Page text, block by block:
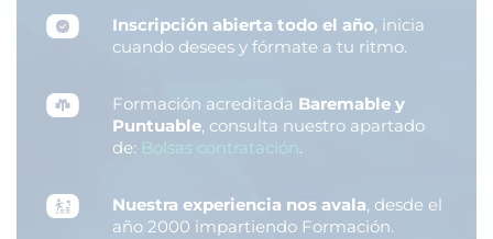
Inscripción abierta todo el año, inicia
cuando desees y fórmate a tu ritmo.
Formación acreditada Baremable y
Puntuable, consulta nuestro apartado
de: Bolsas contratación.
Nuestra experiencia nos avala, desde el
año 2000 impartiendo Formación.